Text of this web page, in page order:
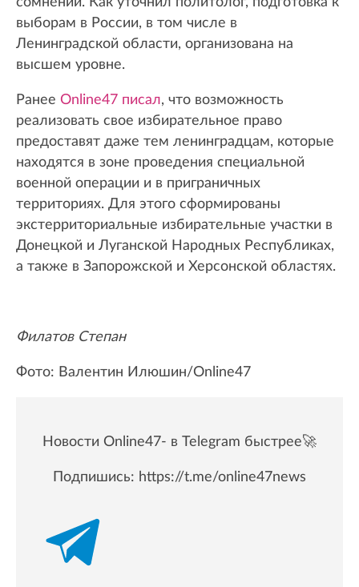
выборам в России, в том числе в
Ленинградской области, организована на
высшем уровне.
Ранее Online47 писал, что возможность
реализовать свое избирательное право
предоставят даже тем ленинградцам, которые
находятся в зоне проведения специальной
военной операции и в приграничных
территориях. Для этого сформированы
экстерриториальные избирательные участки в
Донецкой и Луганской Народных Республиках,
а также в Запорожской и Херсонской областях.
Филатов Степан
Фото: Валентин Илюшин/Online47
Новости Online47- в Telegram быстрее🚀
Подпишись: https://t.me/online47news